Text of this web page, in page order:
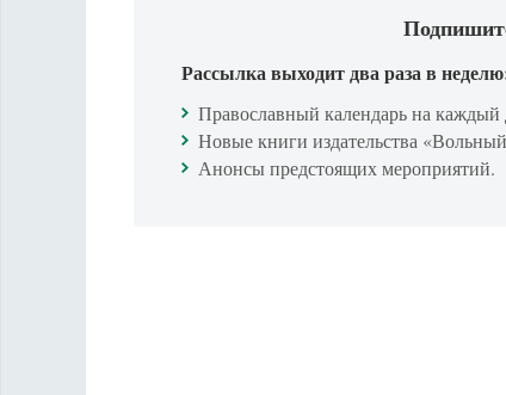
Рассылка выходит два раза в
Православный календарь на каждый
Новые книги издательства
Анонсы предстоящих мероприятий.